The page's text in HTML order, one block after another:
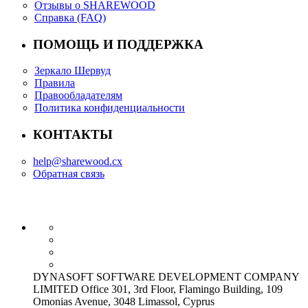
Отзывы о SHAREWOOD
Справка (FAQ)
ПОМОЩЬ И ПОДДЕРЖКА
Зеркало Шервуд
Правила
Правообладателям
Политика конфиденциальности
КОНТАКТЫ
help@sharewood.cx
Обратная связь
DYNASOFT SOFTWARE DEVELOPMENT COMPANY
LIMITED Office 301, 3rd Floor, Flamingo Building, 109
Omonias Avenue, 3048 Limassol, Cyprus